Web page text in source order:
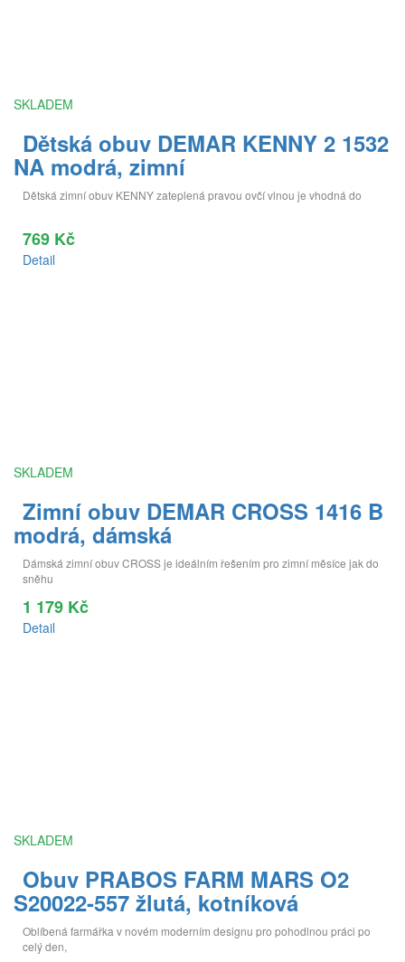
SKLADEM
Dětská obuv DEMAR KENNY 2 1532
NA modrá, zimní
Dětská zimní obuv KENNY zateplená pravou ovčí vlnou je vhodná do
769 Kč
Detail
SKLADEM
Zimní obuv DEMAR CROSS 1416 B
modrá, dámská
Dámská zimní obuv CROSS je ideálním řešením pro zimní měsíce jak do
sněhu
1 179 Kč
Detail
SKLADEM
Obuv PRABOS FARM MARS O2
S20022-557 žlutá, kotníková
Oblíbená farmářka v novém moderním designu pro pohodlnou práci po
celý den,